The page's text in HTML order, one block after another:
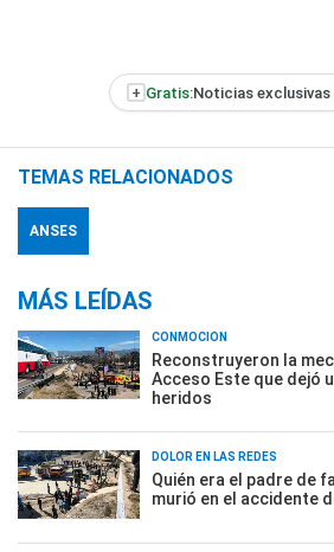
+ Gratis:Noticias exclusivas
TEMAS RELACIONADOS
ANSES
MÁS LEÍDAS
CONMOCIÓN
Reconstruyeron la
Acceso Este que dejó
heridos
DOLOR EN LAS REDES
Quién era el padre de
murió en el accidente